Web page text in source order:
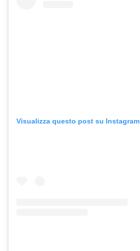
Visualizza questo post su Instagram